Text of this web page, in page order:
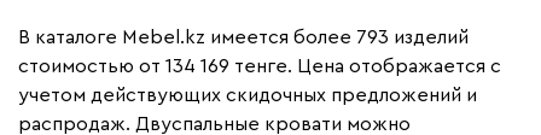
В каталоге Mebel.kz имеется более 793 изделий
стоимостью от 134 169 тенге. Цена отображается с
учетом действующих скидочных предложений и
распродаж. Двуспальные кровати можно